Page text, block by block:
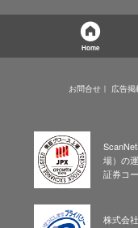
Home
お問合せ 広告掲
場）の
証券コ
株式会